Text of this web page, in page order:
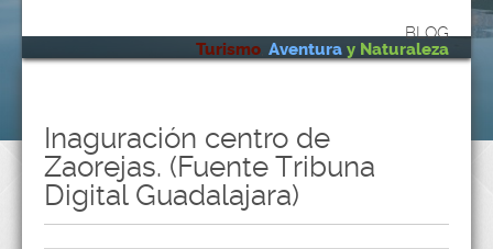
BLOG
Turismo Aventura y Naturaleza
Inaguración centro de
Zaorejas. (Fuente Tribuna
Digital Guadalajara)